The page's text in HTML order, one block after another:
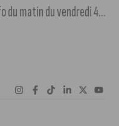
L’info du matin du vendredi 4 novembre 2022